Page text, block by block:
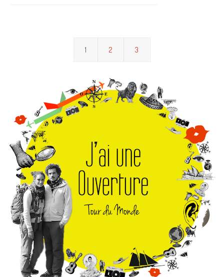
1 2 3